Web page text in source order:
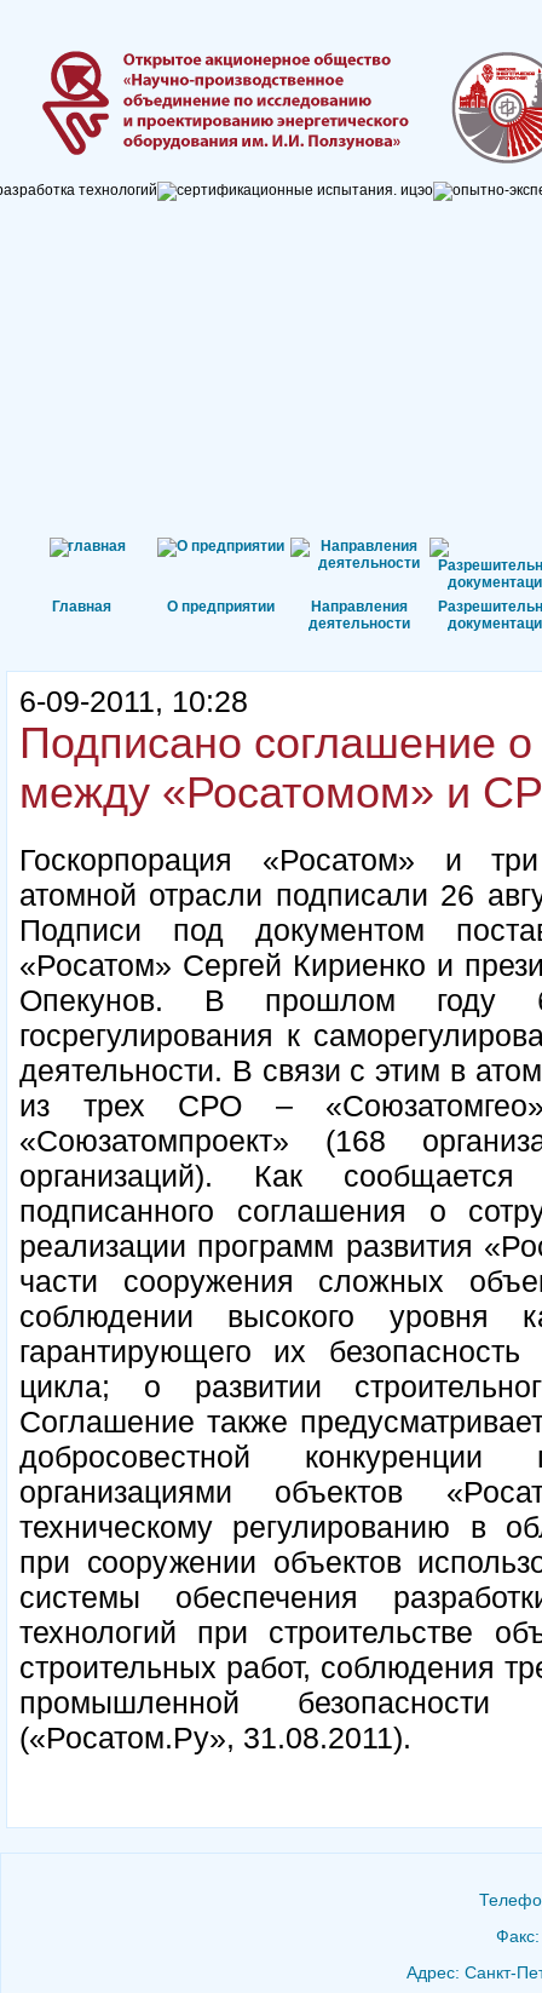
Главная О предприятии
Направления
деятельности
6-09-2011, 10:28
Подписано соглашение о
между «Росатомом» и
Госкорпорация «Росатом» и
атомной отрасли подписали 26
Подписи под документом
«Росатом» Сергей Кириенко и
Опекунов. В прошлом году
госрегулирования к
деятельности. В связи с этим в
из трех СРО – «Союзатомгео»
«Союзатомпроект» (168
организаций). Как
подписанного соглашения о
реализации программ развития
части сооружения сложных
соблюдении высокого уровня
гарантирующего их
цикла; о развитии
Соглашение также
добросовестной
организациями объектов
техническому регулированию в
при сооружении объектов
системы обеспечения
технологий при строительстве
строительных работ, соблюдения
промышленной
(«Росатом.Ру», 31.08.2011).
Адрес: Санкт-